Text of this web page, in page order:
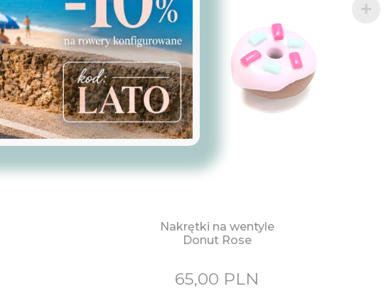
Nakrętki na wentyle
Donut Rose
65,00 PLN